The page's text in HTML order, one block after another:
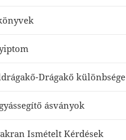
Drágakő különbsége
ásványok
Ismételt Kérdések